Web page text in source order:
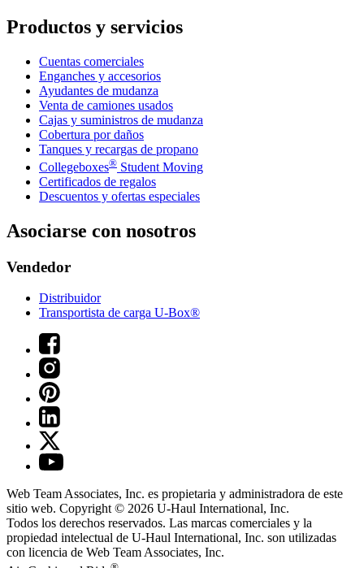
Productos y servicios
Cuentas comerciales
Enganches y accesorios
Ayudantes de mudanza
Venta de camiones usados
Cajas y suministros de mudanza
Cobertura por daños
Tanques y recargas de propano
Collegeboxes® Student Moving
Certificados de regalos
Descuentos y ofertas especiales
Asociarse con nosotros
Vendedor
Distribuidor
Transportista de carga U-Box®
Web Team Associates, Inc. es propietaria y administradora de este
sitio web. Copyright © 2026 U-Haul International, Inc.
Todos los derechos reservados. Las marcas comerciales y la
propiedad intelectual de U-Haul International, Inc. son utilizadas
con licencia de Web Team Associates, Inc.